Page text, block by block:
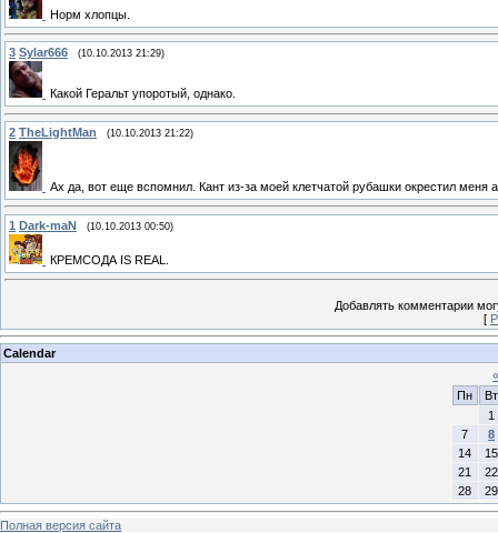
Норм хлопцы.
3 Sylar666 (10.10.2013 21:29)
Какой Геральт упоротый, однако.
2 TheLightMan (10.10.2013 21:22)
Ах да, вот еще вспомнил. Кант из-за моей клетчатой рубашки окрестил
1 Dark-maN (10.10.2013 00:50)
КРЕМСОДА IS REAL.
Добавлять комментарии
[
Calendar
«
Пн
Вт
1
7
8
14
15
21
22
28
29
Полная версия сайта